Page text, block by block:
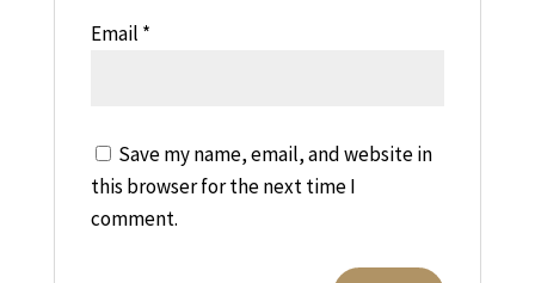
Email *
Save my name, email, and website in
this browser for the next time I
comment.